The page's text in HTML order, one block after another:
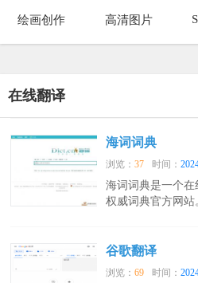
绘画创作 高清图片
在线翻译
海词词典
浏览：37 时间：
海词词典是一个
权威词典官方网站
谷歌翻译
浏览：69 时间：